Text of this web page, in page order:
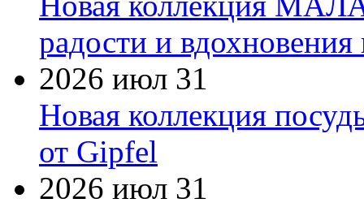
радости и
2026 июл 31
Новая коллекция
от Gipfel
2026 июл 31